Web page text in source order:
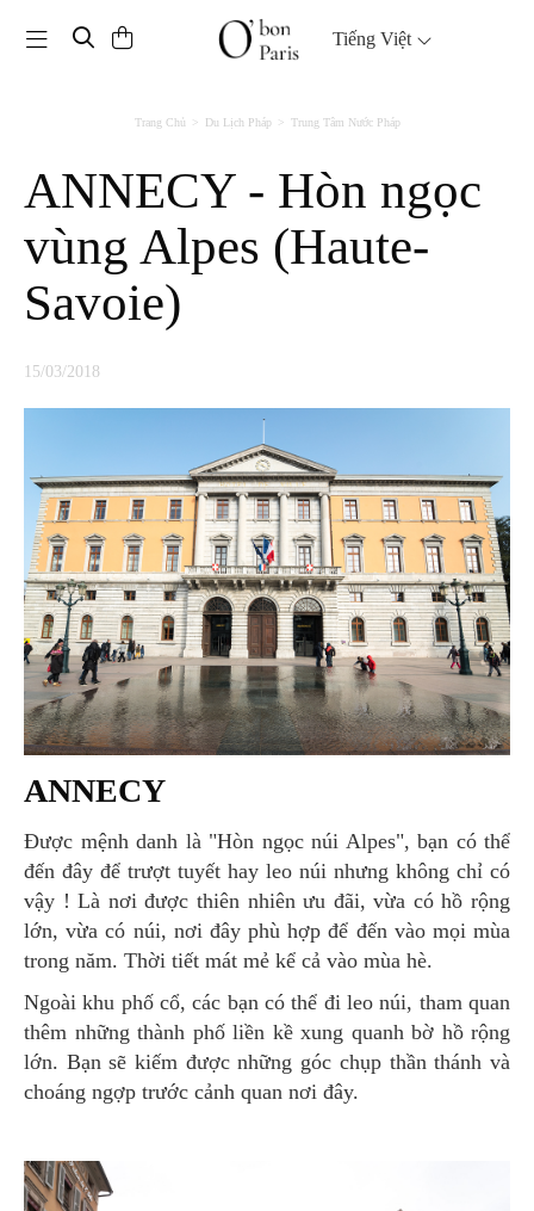
Toggle navigation Tiếng Việt
Trang Chủ Du Lịch Pháp Trung Tâm Nước Pháp
ANNECY - Hòn ngọc
vùng Alpes (Haute-
Savoie)
15/03/2018
ANNECY
Được mệnh danh là "Hòn ngọc núi Alpes", bạn có thể
đến đây để trượt tuyết hay leo núi nhưng không chỉ có
vậy ! Là nơi được thiên nhiên ưu đãi, vừa có hồ rộng
lớn, vừa có núi, nơi đây phù hợp để đến vào mọi mùa
trong năm. Thời tiết mát mẻ kể cả vào mùa hè.
Ngoài khu phố cổ, các bạn có thể đi leo núi, tham quan
thêm những thành phố liền kề xung quanh bờ hồ rộng
lớn. Bạn sẽ kiếm được những góc chụp thần thánh và
choáng ngợp trước cảnh quan nơi đây.